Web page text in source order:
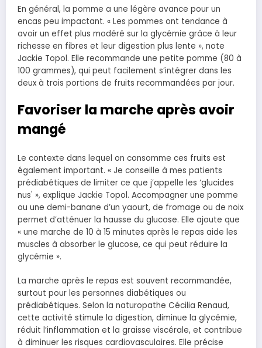
En général, la pomme a une légère avance pour un
encas peu impactant. « Les pommes ont tendance à
avoir un effet plus modéré sur la glycémie grâce à leur
richesse en fibres et leur digestion plus lente », note
Jackie Topol. Elle recommande une petite pomme (80 à
100 grammes), qui peut facilement s’intégrer dans les
deux à trois portions de fruits recommandées par jour.
Favoriser la marche après avoir
mangé
Le contexte dans lequel on consomme ces fruits est
également important. « Je conseille à mes patients
prédiabétiques de limiter ce que j’appelle les ‘glucides
nus' », explique Jackie Topol. Accompagner une pomme
ou une demi-banane d’un yaourt, de fromage ou de noix
permet d’atténuer la hausse du glucose. Elle ajoute que
« une marche de 10 à 15 minutes après le repas aide les
muscles à absorber le glucose, ce qui peut réduire la
glycémie ».
La marche après le repas est souvent recommandée,
surtout pour les personnes diabétiques ou
prédiabétiques. Selon la naturopathe Cécilia Renaud,
cette activité stimule la digestion, diminue la glycémie,
réduit l’inflammation et la graisse viscérale, et contribue
à diminuer les risques cardiovasculaires. Elle précise